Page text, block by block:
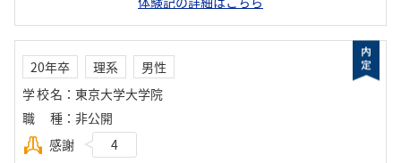
20年卒 理系
男性
学校名 ： 東京大学大学院
職種 ： 非公開
感謝
4